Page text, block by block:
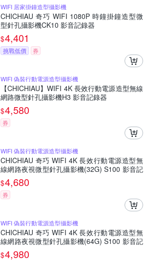
WIFI 居家掛鐘造型攝影機
CHICHIAU 奇巧 WIFI 1080P 時鐘掛鐘造型微
型針孔攝影機CK10 影音記錄器
$4,401
挑戰低價 券
WIFI 偽裝行動電源造型攝影機
【CHICHIAU】WIFI 4K 長效行動電源造型無線
網路微型針孔攝影機H3 影音記錄器
$4,580
券
WIFI 偽裝行動電源造型攝影機
CHICHIAU 奇巧 WIFI 4K 長效行動電源造型無
線網路夜視微型針孔攝影機(32G) S100 影音記
錄器
$4,680
券
WIFI 偽裝行動電源造型攝影機
CHICHIAU 奇巧 WIFI 4K 長效行動電源造型無
線網路夜視微型針孔攝影機(64G) S100 影音記
錄器
$4,980